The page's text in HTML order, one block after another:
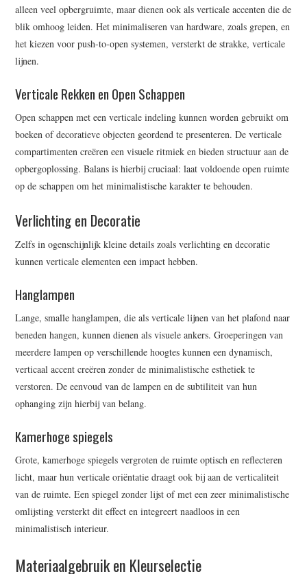
alleen veel opbergruimte, maar dienen ook als verticale accenten die de
blik omhoog leiden. Het minimaliseren van hardware, zoals grepen, en
het kiezen voor push-to-open systemen, versterkt de strakke, verticale
lijnen.
Verticale Rekken en Open Schappen
Open schappen met een verticale indeling kunnen worden gebruikt om
boeken of decoratieve objecten geordend te presenteren. De verticale
compartimenten creëren een visuele ritmiek en bieden structuur aan de
opbergoplossing. Balans is hierbij cruciaal: laat voldoende open ruimte
op de schappen om het minimalistische karakter te behouden.
Verlichting en Decoratie
Zelfs in ogenschijnlijk kleine details zoals verlichting en decoratie
kunnen verticale elementen een impact hebben.
Hanglampen
Lange, smalle hanglampen, die als verticale lijnen van het plafond naar
beneden hangen, kunnen dienen als visuele ankers. Groeperingen van
meerdere lampen op verschillende hoogtes kunnen een dynamisch,
verticaal accent creëren zonder de minimalistische esthetiek te
verstoren. De eenvoud van de lampen en de subtiliteit van hun
ophanging zijn hierbij van belang.
Kamerhoge spiegels
Grote, kamerhoge spiegels vergroten de ruimte optisch en reflecteren
licht, maar hun verticale oriëntatie draagt ook bij aan de verticaliteit
van de ruimte. Een spiegel zonder lijst of met een zeer minimalistische
omlijsting versterkt dit effect en integreert naadloos in een
minimalistisch interieur.
Materiaalgebruik en Kleurselectie